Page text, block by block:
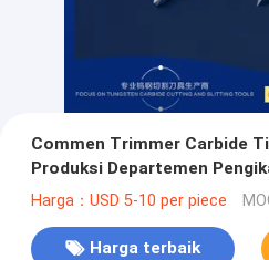
Commen Trimmer Carbide
Produksi Departemen
Harga：USD 5-10 per piece
Harga terbaik